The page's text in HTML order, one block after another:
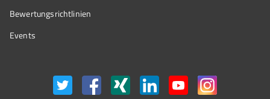
Bewertungs­richtlinien
Events